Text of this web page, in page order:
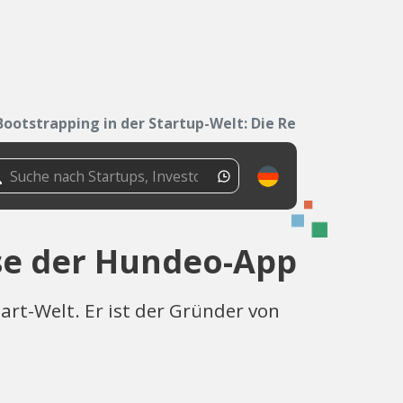
in der Startup-Welt: Die Reise...
der Hundeo-App
Welt. Er ist der Gründer von